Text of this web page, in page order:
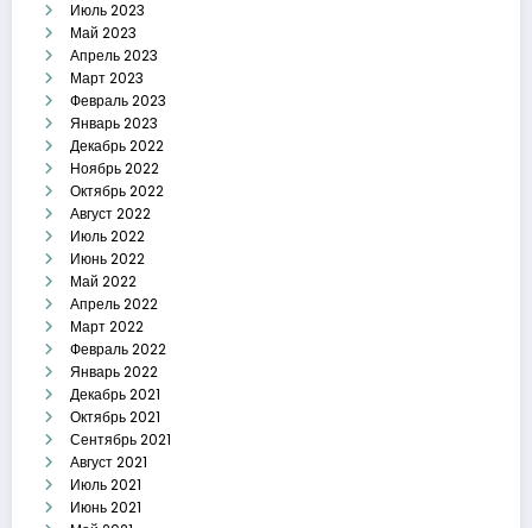
Июль 2023
Май 2023
Апрель 2023
Март 2023
Февраль 2023
Январь 2023
Декабрь 2022
Ноябрь 2022
Октябрь 2022
Август 2022
Июль 2022
Июнь 2022
Май 2022
Апрель 2022
Март 2022
Февраль 2022
Январь 2022
Декабрь 2021
Октябрь 2021
Сентябрь 2021
Август 2021
Июль 2021
Июнь 2021